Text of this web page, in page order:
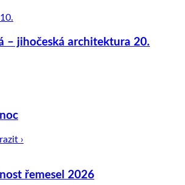
– jihočeská architektura 20.
›
řemesel 2026